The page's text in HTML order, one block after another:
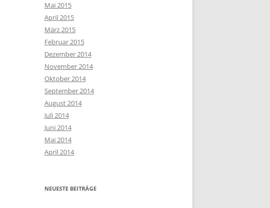
Mai 2015
April 2015
März 2015
Februar 2015
Dezember 2014
November 2014
Oktober 2014
September 2014
August 2014
Juli 2014
Juni 2014
Mai 2014
April 2014
NEUESTE BEITRÄGE